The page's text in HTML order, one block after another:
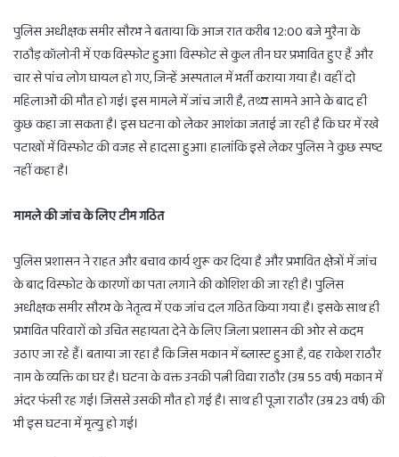
पुलिस अधीक्षक समीर सौरभ ने बताया कि आज रात करीब 12:00 बजे मुरैना के
राठौड़ कॉलोनी में एक विस्फोट हुआ। विस्फोट से कुल तीन घर प्रभावित हुए हैं और
चार से पांच लोग घायल हो गए, जिन्हें अस्पताल में भर्ती कराया गया है। वहीं दो
महिलाओं की मौत हो गई। इस मामले में जांच जारी है, तथ्य सामने आने के बाद ही
कुछ कहा जा सकता है। इस घटना को लेकर आशंका जताई जा रही है कि घर में रखे
पटाखों में विस्फोट की वजह से हादसा हुआ। हालांकि इसे लेकर पुलिस ने कुछ स्पष्ट
नहीं कहा है।
मामले की जांच के लिए टीम गठित
पुलिस प्रशासन ने राहत और बचाव कार्य शुरू कर दिया है और प्रभावित क्षेत्रों में जांच
के बाद विस्फोट के कारणों का पता लगाने की कोशिश की जा रही है। पुलिस
अधीक्षक समीर सौरभ के नेतृत्व में एक जांच दल गठित किया गया है। इसके साथ ही
प्रभावित परिवारों को उचित सहायता देने के लिए जिला प्रशासन की ओर से कदम
उठाए जा रहे हैं। बताया जा रहा है कि जिस मकान में ब्लास्ट हुआ है, वह राकेश राठौर
नाम के व्यक्ति का घर है। घटना के वक्त उनकी पत्नी विद्या राठौर (उम्र 55 वर्ष) मकान में
अंदर फंसी रह गई। जिससे उसकी मौत हो गई है। साथ ही पूजा राठौर (उम्र 23 वर्ष) की
भी इस घटना में मृत्यु हो गई।